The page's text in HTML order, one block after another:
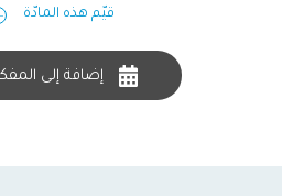
قيّم هذه المادّة
إضافة إلى